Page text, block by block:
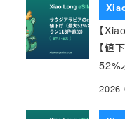
【
【値
52%